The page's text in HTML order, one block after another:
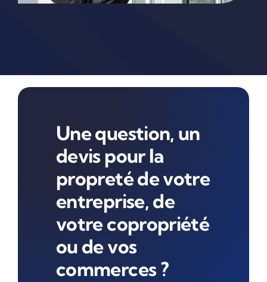
Une question, un
devis pour la
propreté de votre
entreprise, de
votre copropriété
ou de vos
commerces ?